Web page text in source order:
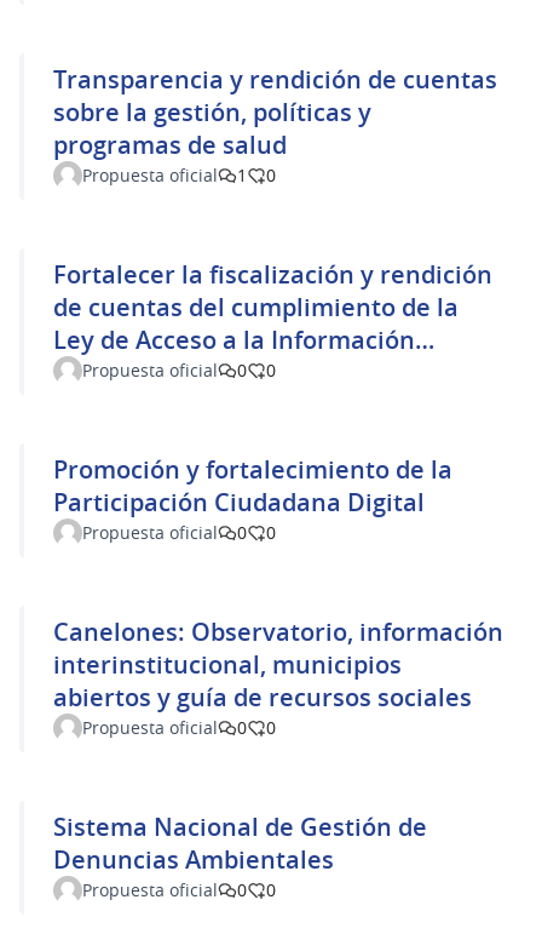
Transparencia y rendición de cuentas
sobre la gestión, políticas y
programas de salud
Propuesta oficial 1 0
Fortalecer la fiscalización y rendición
de cuentas del cumplimiento de la
Ley de Acceso a la Información
Pública
Propuesta oficial 0 0
Promoción y fortalecimiento de la
Participación Ciudadana Digital
Propuesta oficial 0 0
Canelones: Observatorio, información
interinstitucional, municipios
abiertos y guía de recursos sociales
Propuesta oficial 0 0
Sistema Nacional de Gestión de
Denuncias Ambientales
Propuesta oficial 0 0